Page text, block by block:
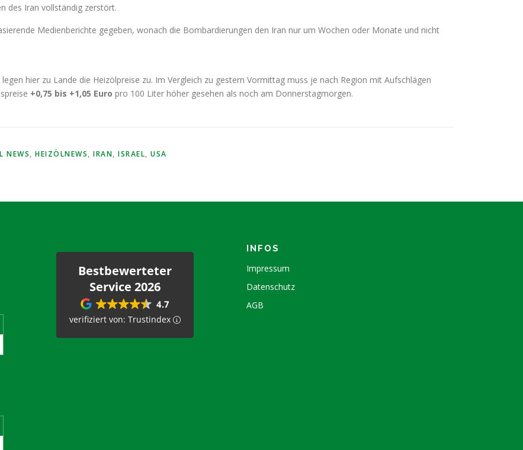
des Iran vollständig zerstört.
Medienberichte gegeben, wonach die Bombardierungen den Iran nur um Wochen oder Monate und nicht
hier zu Lande die Heizölpreise zu. Im Vergleich zu gestern Vormittag muss je nach Region mit Aufschlägen
+0,75 bis +1,05 Euro pro 100 Liter höher gesehen als noch am Donnerstagmorgen.
NEWS, HEIZÖLNEWS, IRAN, ISRAEL, USA
Bestbewerteter
Service 2026
4.7
verifiziert von: Trustindex
INFOS
Impressum
Datenschutz
AGB